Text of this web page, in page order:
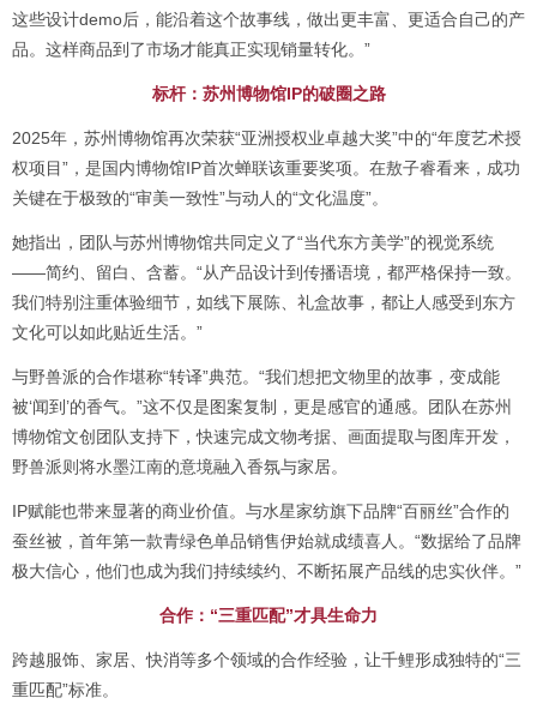
这些设计demo后，能沿着这个故事线，做出更丰富、更适合自己的产
品。这样商品到了市场才能真正实现销量转化。”
标杆：苏州博物馆IP的破圈之路
2025年，苏州博物馆再次荣获“亚洲授权业卓越大奖”中的“年度艺术授
权项目”，是国内博物馆IP首次蝉联该重要奖项。在敖子睿看来，成功
关键在于极致的“审美一致性”与动人的“文化温度”。
她指出，团队与苏州博物馆共同定义了“当代东方美学”的视觉系统
——简约、留白、含蓄。“从产品设计到传播语境，都严格保持一致。
我们特别注重体验细节，如线下展陈、礼盒故事，都让人感受到东方
文化可以如此贴近生活。”
与野兽派的合作堪称“转译”典范。“我们想把文物里的故事，变成能
被‘闻到’的香气。”这不仅是图案复制，更是感官的通感。团队在苏州
博物馆文创团队支持下，快速完成文物考据、画面提取与图库开发，
野兽派则将水墨江南的意境融入香氛与家居。
IP赋能也带来显著的商业价值。与水星家纺旗下品牌“百丽丝”合作的
蚕丝被，首年第一款青绿色单品销售伊始就成绩喜人。“数据给了品牌
极大信心，他们也成为我们持续续约、不断拓展产品线的忠实伙伴。”
合作：“三重匹配”才具生命力
跨越服饰、家居、快消等多个领域的合作经验，让千鲤形成独特的“三
重匹配”标准。